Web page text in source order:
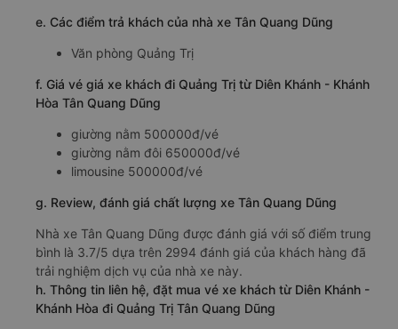
e. Các điểm trả khách của nhà xe Tân Quang Dũng
Văn phòng Quảng Trị
f. Giá vé giá xe khách đi Quảng Trị từ Diên Khánh - Khánh
Hòa Tân Quang Dũng
giường nằm 500000đ/vé
giường nằm đôi 650000đ/vé
limousine 500000đ/vé
g. Review, đánh giá chất lượng xe Tân Quang Dũng
Nhà xe Tân Quang Dũng được đánh giá với số điểm trung
bình là 3.7/5 dựa trên 2994 đánh giá của khách hàng đã
trải nghiệm dịch vụ của nhà xe này.
h. Thông tin liên hệ, đặt mua vé xe khách từ Diên Khánh -
Khánh Hòa đi Quảng Trị Tân Quang Dũng